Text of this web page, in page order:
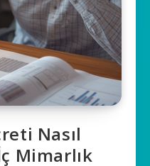
Nasıl
Mimarlık